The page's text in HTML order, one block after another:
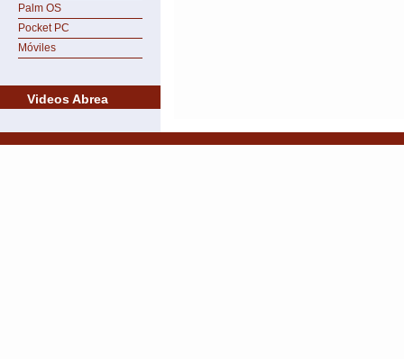
Palm OS
Pocket PC
Móviles
Videos Abrea